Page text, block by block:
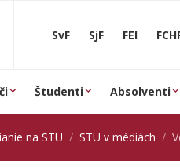
SvF SjF FEI
Študenti Absolventi
na STU STU v médiách